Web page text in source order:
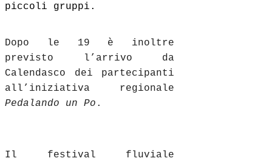
piccoli gruppi.
Dopo le 19 è inoltre
previsto l’arrivo da
Calendasco dei partecipanti
all’iniziativa regionale
Pedalando un Po .
Il festival fluviale